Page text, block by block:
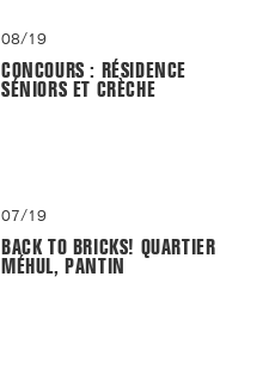
08/19
CONCOURS : RÉSIDENCE
SÉNIORS ET CRÈCHE
07/19
BACK TO BRICKS! QUARTIER
MÉHUL, PANTIN